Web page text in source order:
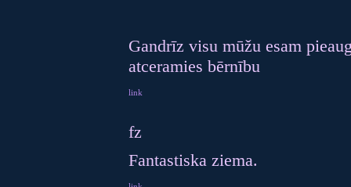
Gandrīz visu mūžu esam
atceramies bērnību
link
fz
Fantastiska ziema.